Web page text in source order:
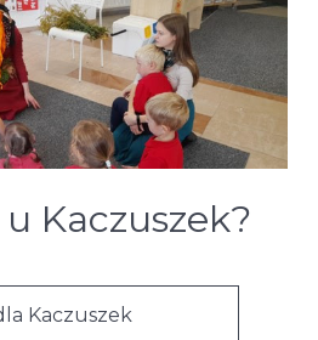
u Kaczuszek?
Kaczuszek